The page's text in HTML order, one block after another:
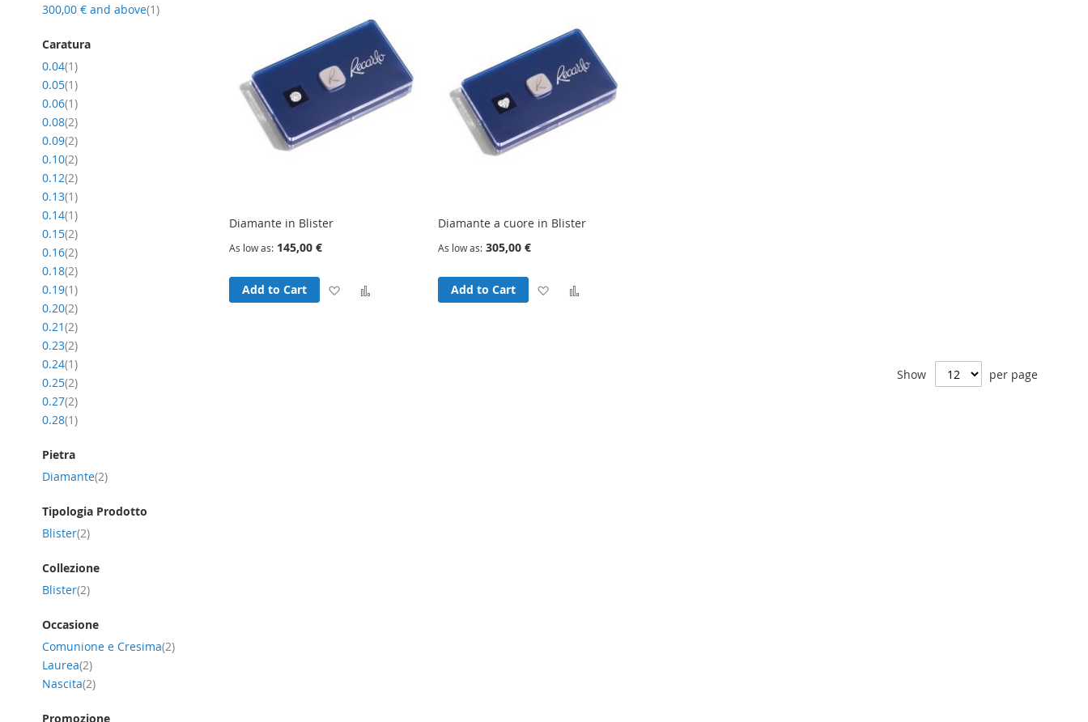
Diamante in Blister
As low as 145,00 €
Add to Cart
Add
Diamante a cuore in Blister
As low as 305,00 €
Add to Cart
Add
Show
per page
300,00 € and above 1item
Caratura
0.04 1item
0.05 1item
0.06 1item
0.08 2item
0.09 2item
0.10 2item
0.12 2item
0.13 1item
0.14 1item
0.15 2item
0.16 2item
0.18 2item
0.19 1item
0.20 2item
0.21 2item
0.23 2item
0.24 1item
0.25 2item
0.27 2item
0.28 1item
Pietra
Diamante 2item
Tipologia Prodotto
Blister 2item
Collezione
Blister 2item
Occasione
Comunione e Cresima 2item
Laurea 2item
Nascita 2item
Promozione